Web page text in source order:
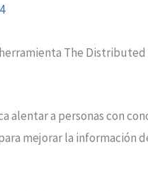
The Distributed
alentar a personas con
mejorar la información